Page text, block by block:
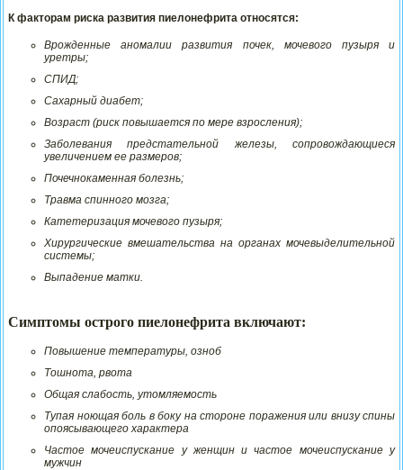
К факторам риска развития пиелонефрита относятся:
Врожденные аномалии развития почек, мочевого пузыря и
уретры;
СПИД;
Сахарный диабет;
Возраст (риск повышается по мере взросления);
Заболевания предстательной железы, сопровождающиеся
увеличением ее размеров;
Почечнокаменная болезнь;
Травма спинного мозга;
Катетеризация мочевого пузыря;
Хирургические вмешательства на органах мочевыделительной
системы;
Выпадение матки.
Симптомы острого пиелонефрита включают:
Повышение температуры, озноб
Тошнота, рвота
Общая слабость, утомляемость
Тупая ноющая боль в боку на стороне поражения или внизу спины
опоясывающего характера
Частое мочеиспускание у женщин и частое мочеиспускание у
мужчин